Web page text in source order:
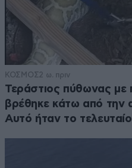
ΚΟΣΜΟΣ2 ω. πριν
Τεράστιος πύθωνας με
βρέθηκε κάτω από την
Αυτό ήταν το